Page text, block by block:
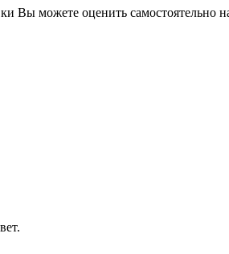
Вы можете оценить самостоятельно